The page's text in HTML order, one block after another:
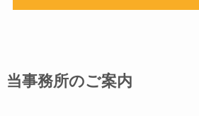
当事務所のご案内